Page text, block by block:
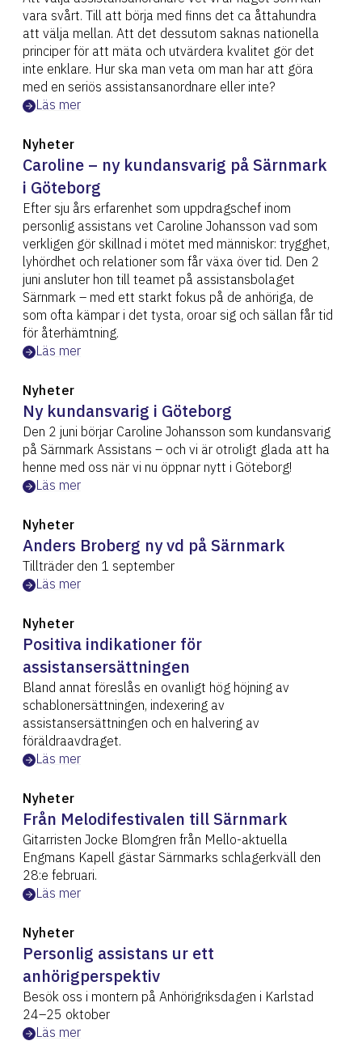
vara svårt. Till att börja med finns det ca åttahundra
att välja mellan. Att det dessutom saknas nationella
principer för att mäta och utvärdera kvalitet gör det
inte enklare. Hur ska man veta om man har att göra
med en seriös assistansanordnare eller inte?
Läs mer
Nyheter
Caroline – ny kundansvarig på Särnmark
i Göteborg
Efter sju års erfarenhet som uppdragschef inom
personlig assistans vet Caroline Johansson vad som
verkligen gör skillnad i mötet med människor: trygghet,
lyhördhet och relationer som får växa över tid. Den 2
juni ansluter hon till teamet på assistansbolaget
Särnmark – med ett starkt fokus på de anhöriga, de
som ofta kämpar i det tysta, oroar sig och sällan får tid
för återhämtning.
Läs mer
Nyheter
Ny kundansvarig i Göteborg
Den 2 juni börjar Caroline Johansson som kundansvarig
på Särnmark Assistans – och vi är otroligt glada att ha
henne med oss när vi nu öppnar nytt i Göteborg!
Läs mer
Nyheter
Anders Broberg ny vd på Särnmark
Tillträder den 1 september
Läs mer
Nyheter
Positiva indikationer för
assistansersättningen
Bland annat föreslås en ovanligt hög höjning av
schablonersättningen, indexering av
assistansersättningen och en halvering av
föräldraavdraget.
Läs mer
Nyheter
Från Melodifestivalen till Särnmark
Gitarristen Jocke Blomgren från Mello-aktuella
Engmans Kapell gästar Särnmarks schlagerkväll den
28:e februari.
Läs mer
Nyheter
Personlig assistans ur ett
anhörigperspektiv
Besök oss i montern på Anhörigriksdagen i Karlstad
24–25 oktober
Läs mer